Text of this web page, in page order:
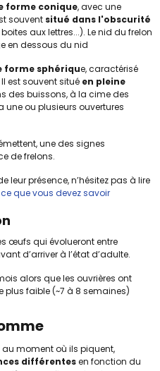
forme conique, avec une
souvent situé dans l'obscurité
aux lettres...). Le nid du frelon
en dessous du nid
forme sphérique, caractérisé
Il est souvent situé en pleine
des buissons, à la cime des
une ou plusieurs ouvertures
une des signes
de frelons.
leur présence, n’hésitez pas à lire
que vous devez savoir
œufs qui évolueront entre
d’arriver à l’état d’adulte.
alors que les ouvrières ont
plus faible (~7 à 8 semaines)
au moment où ils piquent,
différentesen fonction du